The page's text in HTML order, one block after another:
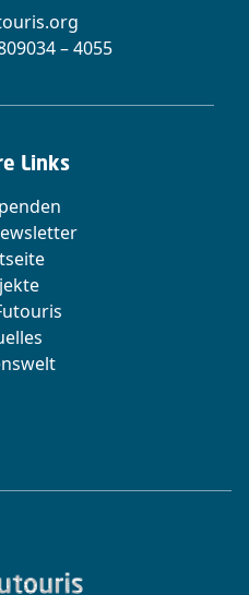
– 4055
Links
von Futouris e.V.